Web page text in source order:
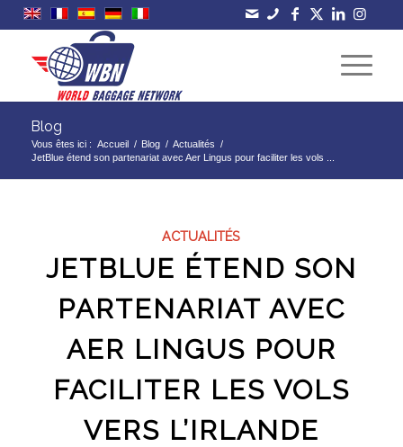
Blog
Vous êtes ici : Accueil / Blog / Actualités /
JetBlue étend son partenariat avec Aer Lingus pour faciliter les vols ...
ACTUALITÉS
JETBLUE ÉTEND SON
PARTENARIAT AVEC
AER LINGUS POUR
FACILITER LES VOLS
VERS L’IRLANDE